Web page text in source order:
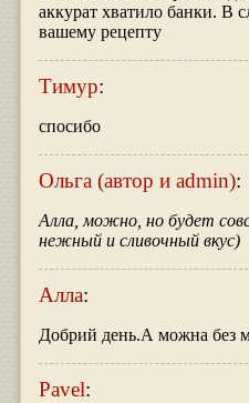
аккурат хватило банки. В
вашему рецепту
Тимур:
спосибо
Ольга (автор и admin):
Алла, можно, но будет
нежный и сливочный вкус)
Алла:
Добрий день.А можна без
Pavel: